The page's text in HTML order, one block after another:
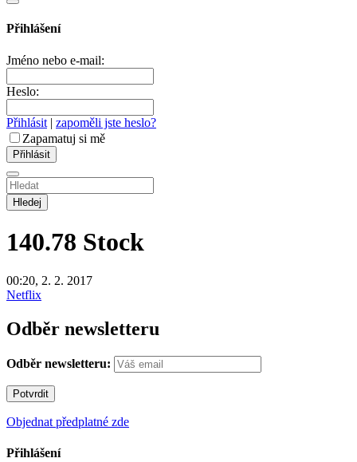
Přihlášení
Jméno nebo e-mail:
Heslo:
Přihlásit | zapoměli jste heslo?
Zapamatuj si mě
Hledej
140.78 Stock
00:20, 2. 2. 2017
Netflix
Odběr newsletteru
Odběr newsletteru:
Objednat předplatné zde
Přihlášení